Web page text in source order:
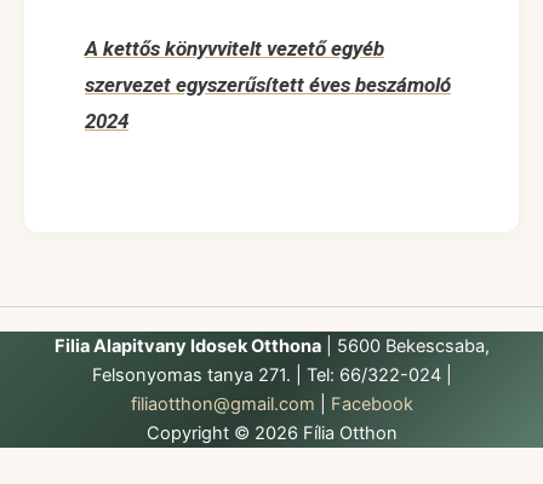
A kettős könyvvitelt vezető egyéb
szervezet egyszerűsített éves beszámoló
2024
Filia Alapitvany Idosek Otthona| 5600 Bekescsaba,
Felsonyomas tanya 271. | Tel: 66/322-024 |
filiaotthon@gmail.com
Facebook
Copyright © 2026 Fília Otthon